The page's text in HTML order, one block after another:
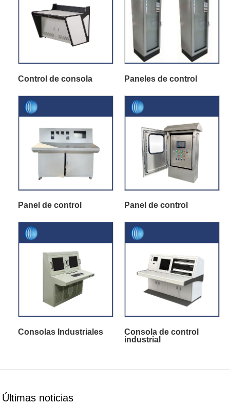
Control de consola Paneles de control
Panel de control Panel de control
Consolas Industriales
Consola de control
industrial
Últimas noticias